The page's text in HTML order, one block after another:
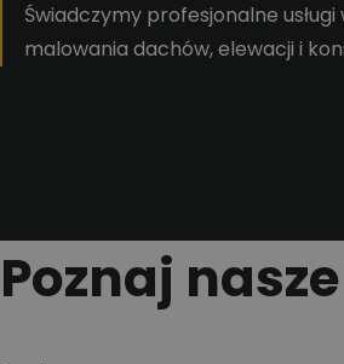
Świadczymy profesjonalne usługi
malowania dachów, elewacji i
Poznaj